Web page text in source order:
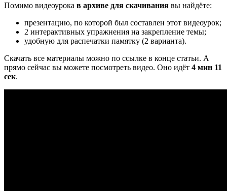
Помимо видеоурока в архиве для скачивания вы найдёте:
презентацию, по которой был составлен этот видеоурок;
2 интерактивных упражнения на закрепление темы;
удобную для распечатки памятку (2 варианта).
Скачать все материалы можно по ссылке в конце статьи. А
прямо сейчас вы можете посмотреть видео. Оно идёт 4 мин 11
сек.